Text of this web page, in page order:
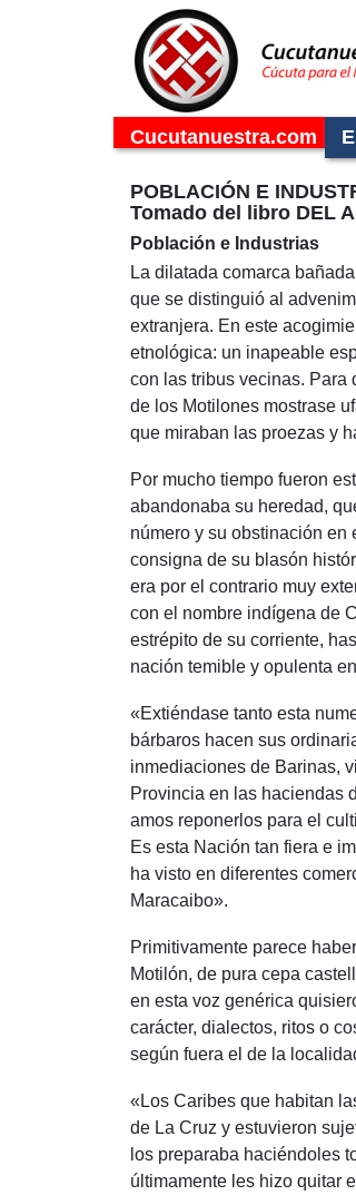
Cucutanuestra.com
POBLACIÓN E
Tomado del libro DEL
Población e Industrias
La dilatada comarca
que se distinguió al
extranjera. En este
etnológica: un inapeable
con las tribus vecinas. Para
de los Motilones mostrase
que miraban las proezas y
Por mucho tiempo fueron
abandonaba su heredad,
número y su obstinación en
consigna de su blasón
era por el contrario muy
con el nombre indígena de
estrépito de su corriente,
nación temible y opulenta
«Extiéndase tanto esta
bárbaros hacen sus
inmediaciones de Barinas,
Provincia en las haciendas
amos reponerlos para el
Es esta Nación tan fiera e
ha visto en diferentes
Maracaibo».
Primitivamente parece
Motilón, de pura cepa
en esta voz genérica
carácter, dialectos, ritos o
según fuera el de la
«Los Caribes que habitan
de La Cruz y estuvieron
los preparaba haciéndoles
últimamente les hizo quitar